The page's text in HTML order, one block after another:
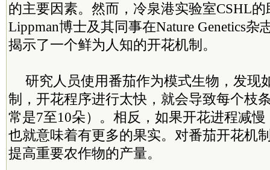
的主要因素。然而，冷泉港实验室CSHL的
Lippman博士及其同事在Nature Genetics杂
揭示了一个鲜为人知的开花机制。
研究人员使用番茄作为模式生物，发现
制，开花程序进行太快，就会导致每个枝
常是7至10朵）。相反，如果开花进程减
也就意味着有更多的果实。对番茄开花机
提高重要农作物的产量。